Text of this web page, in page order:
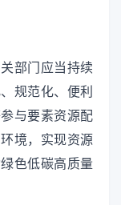
部门应当持续
规范化、便利
与要素资源配
境，实现资源
色低碳高质量